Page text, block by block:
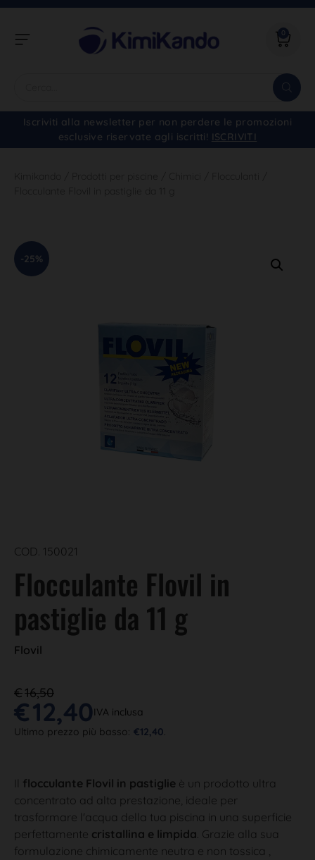
0
Iscriviti alla newsletter per non perdere le promozioni
esclusive riservate agli iscritti! ISCRIVITI
-25%
COD. 150021
Flocculante Flovil in
pastiglie da 11 g
Flovil
flocculante Flovil in pastiglie è un prodotto ultra
concentrato ad alta prestazione, ideale per
trasformare l'acqua della tua piscina in una superficie
perfettamente cristallina e limpida. Grazie alla sua
formulazione chimicamente neutra e non tossica ,
€16,50
€12,40IVA inclusa
Ultimo prezzo più basso: €12,40.